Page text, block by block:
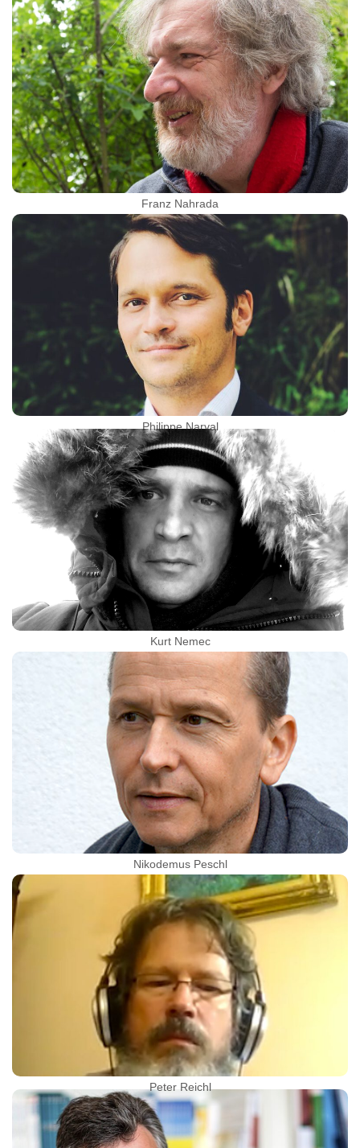
Franz Nahrada
Philippe Narval
Kurt Nemec
Nikodemus Peschl
Peter Reichl